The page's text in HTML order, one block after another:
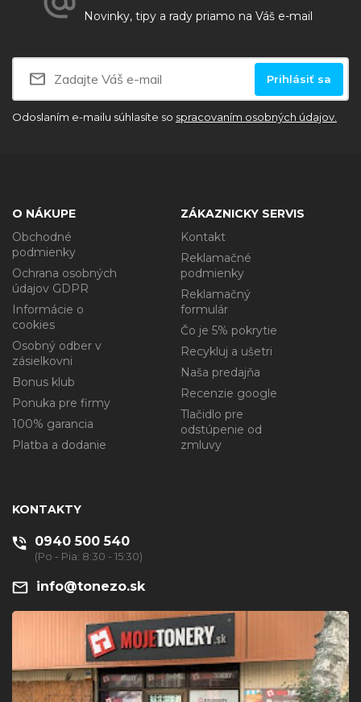
Novinky, tipy a rady priamo na Váš e-mail
Prihlásiť sa
Odoslaním e-mailu súhlasíte so spracovaním osobných údajov.
O NÁKUPE
Obchodné
podmienky
Ochrana osobných
údajov GDPR
Informácie o
cookies
Osobný odber v
zásielkovni
Bonus klub
Ponuka pre firmy
100% garancia
Platba a dodanie
ZÁKAZNICKY SERVIS
Kontakt
Reklamačné
podmienky
Reklamačný
formulár
Čo je 5% pokrytie
Recykluj a ušetri
Naša predajňa
Recenzie google
Tlačidlo pre
odstúpenie od
zmluvy
KONTAKTY
0940 500 540
(Po - Pia: 8:30 - 15:30)
info@tonezo.sk